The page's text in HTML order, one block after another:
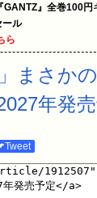
』全巻100円
ール
ら
まさか
年発